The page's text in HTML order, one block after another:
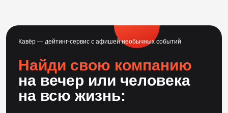
Кавёр — дейтинг-сервис с афишей необычных событий
Найди свою компанию
на вечер или человека
на всю жизнь: